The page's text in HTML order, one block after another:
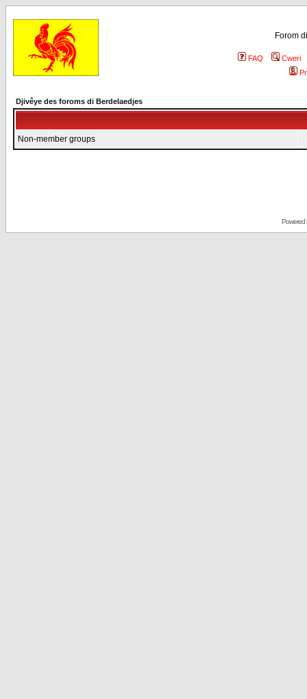
Forom
FAQ
Cweri
Djivêye des foroms di Berdelaedjes
Non-member groups
Powered